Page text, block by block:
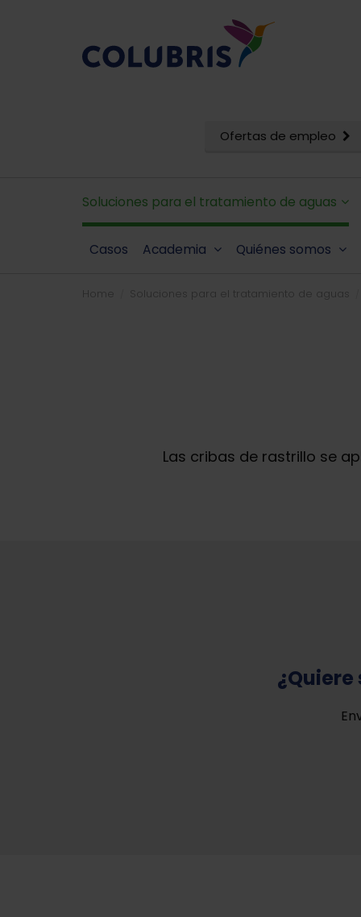
Ofertas de empleo
Soluciones para el tratamiento de aguas
Casos Academia Quiénes somos
Home Soluciones para el tratamiento de aguas
Las cribas de rastrillo se